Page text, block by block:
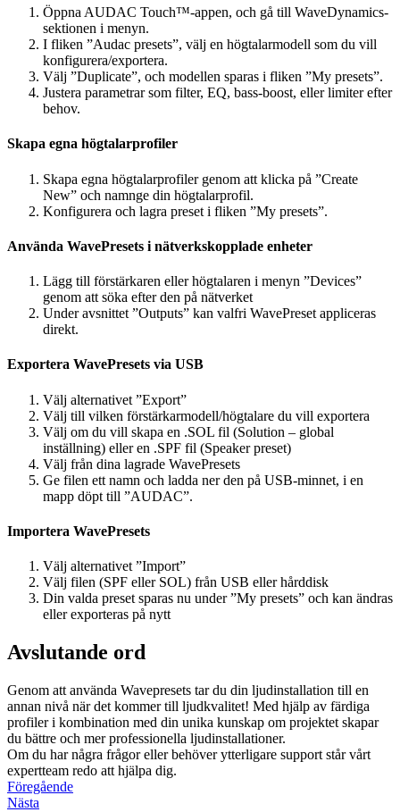
Öppna AUDAC Touch™-appen, och gå till WaveDynamics-
sektionen i menyn.
I fliken ”Audac presets”, välj en högtalarmodell som du vill
konfigurera/exportera.
Välj ”Duplicate”, och modellen sparas i fliken ”My presets”.
Justera parametrar som filter, EQ, bass-boost, eller limiter efter
behov.
Skapa egna högtalarprofiler
Skapa egna högtalarprofiler genom att klicka på ”Create
New” och namnge din högtalarprofil.
Konfigurera och lagra preset i fliken ”My presets”.
Använda WavePresets i nätverkskopplade enheter
Lägg till förstärkaren eller högtalaren i menyn ”Devices”
genom att söka efter den på nätverket
Under avsnittet ”Outputs” kan valfri WavePreset appliceras
direkt.
Exportera WavePresets via USB
Välj alternativet ”Export”
Välj till vilken förstärkarmodell/högtalare du vill exportera
Välj om du vill skapa en .SOL fil (Solution – global
inställning) eller en .SPF fil (Speaker preset)
Välj från dina lagrade WavePresets
Ge filen ett namn och ladda ner den på USB-minnet, i en
mapp döpt till ”AUDAC”.
Importera WavePresets
Välj alternativet ”Import”
Välj filen (SPF eller SOL) från USB eller hårddisk
Din valda preset sparas nu under ”My presets” och kan ändras
eller exporteras på nytt
Avslutande ord
Genom att använda Wavepresets tar du din ljudinstallation till en
annan nivå när det kommer till ljudkvalitet! Med hjälp av färdiga
profiler i kombination med din unika kunskap om projektet skapar
du bättre och mer professionella ljudinstallationer.
Om du har några frågor eller behöver ytterligare support står vårt
expertteam redo att hjälpa dig.
Föregående
Nästa